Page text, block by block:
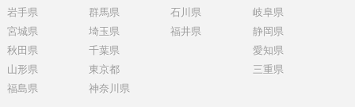
岩手県
宮城県
秋田県
山形県
福島県
群馬県
埼玉県
千葉県
東京都
神奈川県
石川県
福井県
岐阜県
静岡県
愛知県
三重県